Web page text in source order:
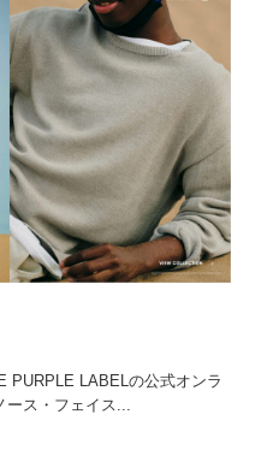
PURPLE LABELの公式オンラ
ス・フェイス...